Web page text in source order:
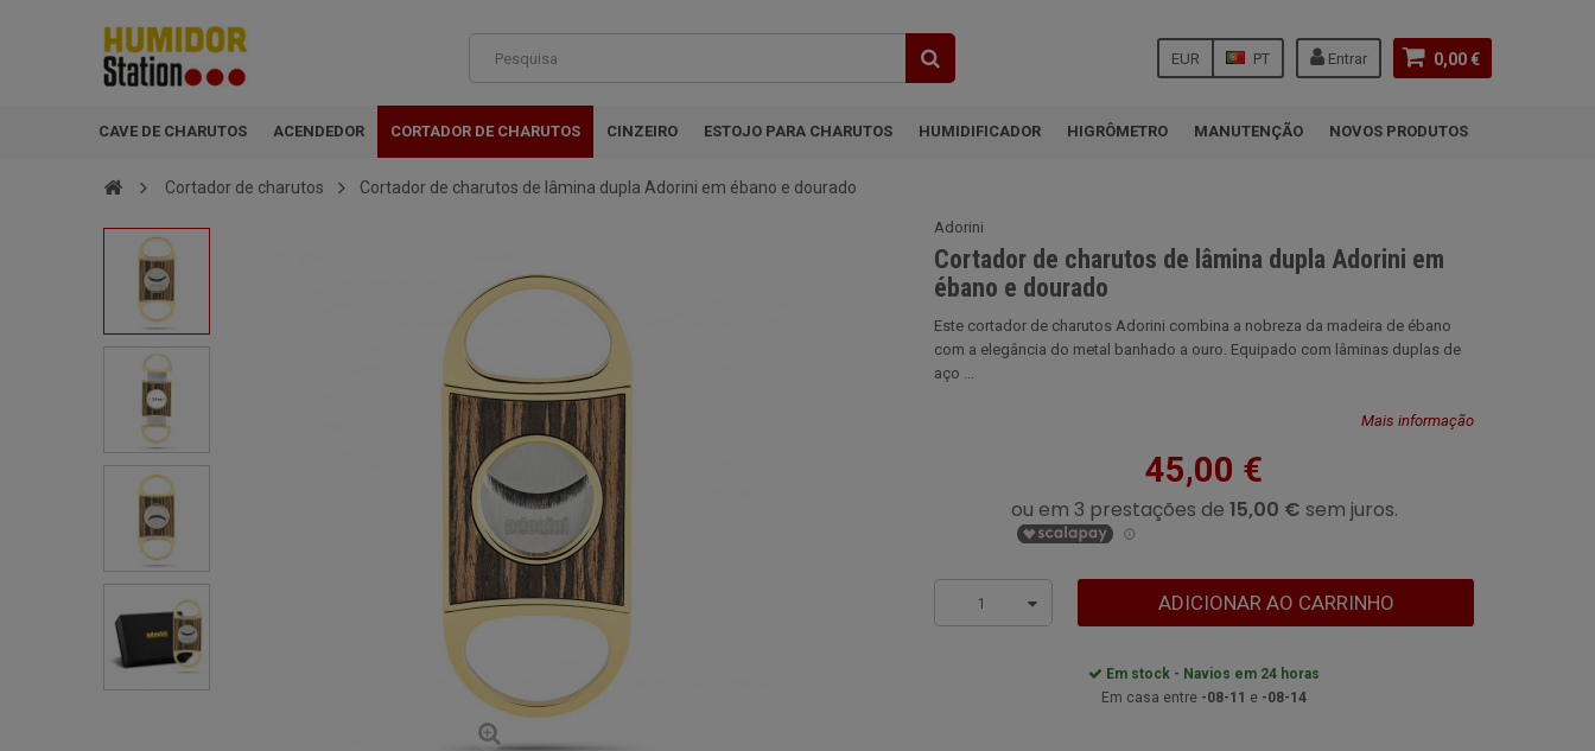
0,00 €
Entrar
PT
EUR
CAVE DE CHARUTOS ACENDEDOR CORTADOR DE CHARUTOS CINZEIRO ESTOJO PARA CHARUTOS HUMIDIFICADOR HIGRÔMETRO MANUTENÇÃO NOVOS PRODUTOS
Cortador de charutos Cortador de charutos de lâmina dupla Adorini em ébano e dourado
Adorini
Cortador de charutos de lâmina dupla Adorini em
ébano e dourado
Este cortador de charutos Adorini combina a nobreza da madeira de ébano
com a elegância do metal banhado a ouro. Equipado com lâminas duplas de
aço ...
Mais informação
45,00 €
1 ADICIONAR AO CARRINHO
Em stock - Navios em 24 horas
Em casa entre -08-11 e -08-14